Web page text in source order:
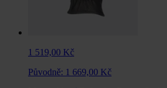
1 519,00 Kč
Původně: 1 669,00 Kč